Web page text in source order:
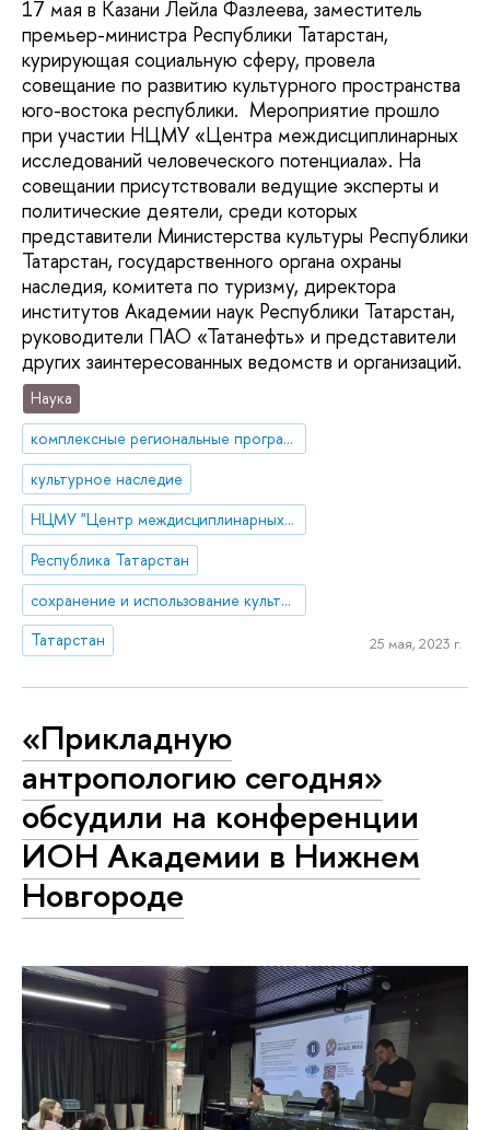
17 мая в Казани Лейла Фазлеева, заместитель
премьер-министра Республики Татарстан,
курирующая социальную сферу, провела
совещание по развитию культурного пространства
юго-востока республики. Мероприятие прошло
при участии НЦМУ «Центра междисциплинарных
исследований человеческого потенциала». На
совещании присутствовали ведущие эксперты и
политические деятели, среди которых
представители Министерства культуры Республики
Татарстан, государственного органа охраны
наследия, комитета по туризму, директора
институтов Академии наук Республики Татарстан,
руководители ПАО «Татанефть» и представители
других заинтересованных ведомств и организаций.
Наука
комплексные региональные программы
культурное наследие
НЦМУ "Центр междисциплинарных исследований человеческого потенциала"
Республика Татарстан
сохранение и использование культурного наследия
Татарстан
25 мая, 2023 г.
«Прикладную
антропологию сегодня»
обсудили на конференции
ИОН Академии в Нижнем
Новгороде